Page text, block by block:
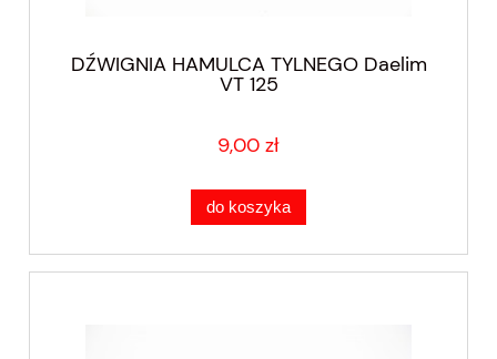
DŹWIGNIA HAMULCA TYLNEGO Daelim
VT 125
9,00 zł
do koszyka